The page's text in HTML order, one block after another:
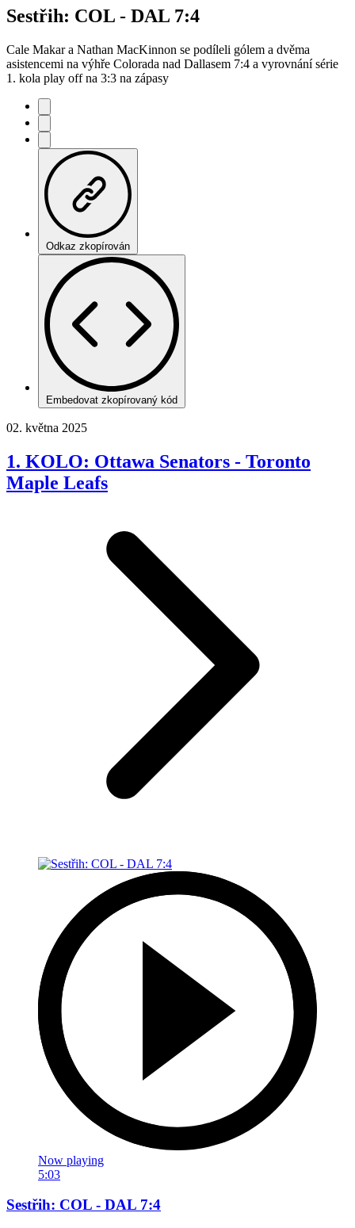
Sestřih: COL - DAL 7:4
Cale Makar a Nathan MacKinnon se podíleli gólem a dvěma
asistencemi na výhře Colorada nad Dallasem 7:4 a vyrovnání série
1. kola play off na 3:3 na zápasy
Odkaz zkopírován
Embedovat zkopírovaný kód
02. května 2025
1. KOLO: Ottawa Senators - Toronto
Maple Leafs
Now playing
5:03
Sestřih: COL - DAL 7:4